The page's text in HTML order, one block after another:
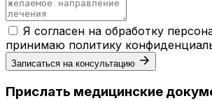
Я согласен на обработку
принимаю политику
Записаться на консультацию
Прислать медицинские